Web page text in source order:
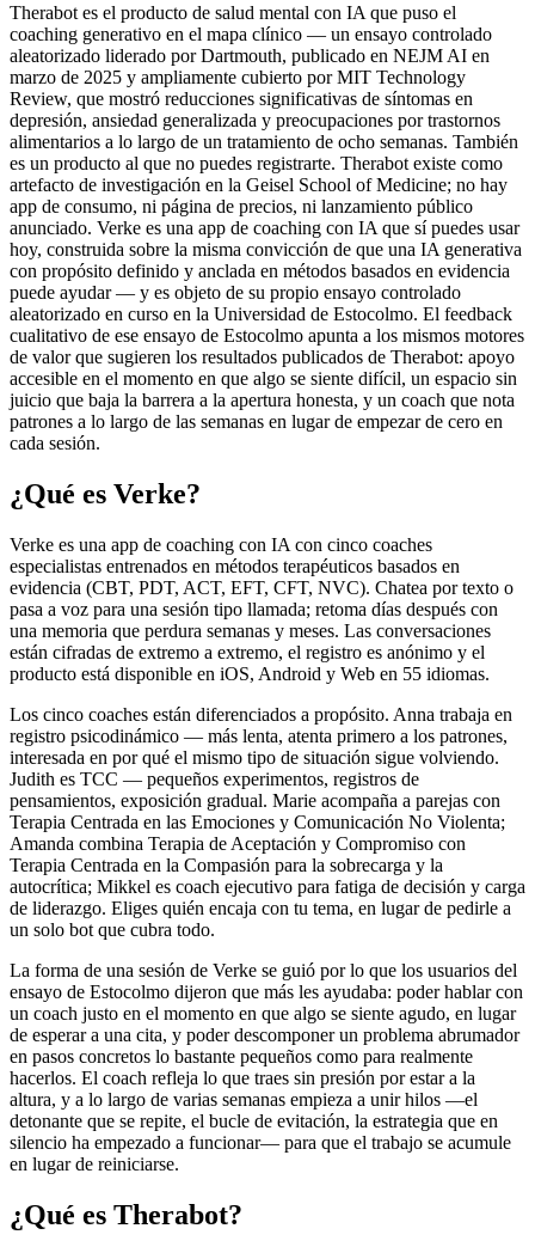
Therabot es el producto de salud mental con IA que puso el
coaching generativo en el mapa clínico — un ensayo controlado
aleatorizado liderado por Dartmouth, publicado en NEJM AI en
marzo de 2025 y ampliamente cubierto por MIT Technology
Review, que mostró reducciones significativas de síntomas en
depresión, ansiedad generalizada y preocupaciones por trastornos
alimentarios a lo largo de un tratamiento de ocho semanas. También
es un producto al que no puedes registrarte. Therabot existe como
artefacto de investigación en la Geisel School of Medicine; no hay
app de consumo, ni página de precios, ni lanzamiento público
anunciado. Verke es una app de coaching con IA que sí puedes usar
hoy, construida sobre la misma convicción de que una IA generativa
con propósito definido y anclada en métodos basados en evidencia
puede ayudar — y es objeto de su propio ensayo controlado
aleatorizado en curso en la Universidad de Estocolmo. El feedback
cualitativo de ese ensayo de Estocolmo apunta a los mismos motores
de valor que sugieren los resultados publicados de Therabot: apoyo
accesible en el momento en que algo se siente difícil, un espacio sin
juicio que baja la barrera a la apertura honesta, y un coach que nota
patrones a lo largo de las semanas en lugar de empezar de cero en
cada sesión.
¿Qué es Verke?
Verke es una app de coaching con IA con cinco coaches
especialistas entrenados en métodos terapéuticos basados en
evidencia (CBT, PDT, ACT, EFT, CFT, NVC). Chatea por texto o
pasa a voz para una sesión tipo llamada; retoma días después con
una memoria que perdura semanas y meses. Las conversaciones
están cifradas de extremo a extremo, el registro es anónimo y el
producto está disponible en iOS, Android y Web en 55 idiomas.
Los cinco coaches están diferenciados a propósito. Anna trabaja en
registro psicodinámico — más lenta, atenta primero a los patrones,
interesada en por qué el mismo tipo de situación sigue volviendo.
Judith es TCC — pequeños experimentos, registros de
pensamientos, exposición gradual. Marie acompaña a parejas con
Terapia Centrada en las Emociones y Comunicación No Violenta;
Amanda combina Terapia de Aceptación y Compromiso con
Terapia Centrada en la Compasión para la sobrecarga y la
autocrítica; Mikkel es coach ejecutivo para fatiga de decisión y carga
de liderazgo. Eliges quién encaja con tu tema, en lugar de pedirle a
un solo bot que cubra todo.
La forma de una sesión de Verke se guió por lo que los usuarios del
ensayo de Estocolmo dijeron que más les ayudaba: poder hablar con
un coach justo en el momento en que algo se siente agudo, en lugar
de esperar a una cita, y poder descomponer un problema abrumador
en pasos concretos lo bastante pequeños como para realmente
hacerlos. El coach refleja lo que traes sin presión por estar a la
altura, y a lo largo de varias semanas empieza a unir hilos —el
detonante que se repite, el bucle de evitación, la estrategia que en
silencio ha empezado a funcionar— para que el trabajo se acumule
en lugar de reiniciarse.
¿Qué es Therabot?